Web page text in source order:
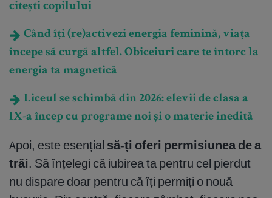
citești copilului
Când îți (re)activezi energia feminină, viața
începe să curgă altfel. Obiceiuri care te întorc la
energia ta magnetică
Liceul se schimbă din 2026: elevii de clasa a
IX-a încep cu programe noi și o materie inedită
Apoi, este esențial să-ți oferi permisiunea de a
trăi. Să înțelegi că iubirea ta pentru cel pierdut
nu dispare doar pentru că îți permiți o nouă